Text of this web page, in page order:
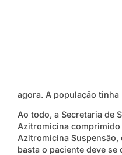
agora. A população
Ao todo, a Secretaria de
Azitromicina
Azitromicina Suspensão,
basta o paciente deve